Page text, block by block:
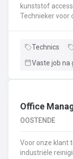
kunststof
Technieker voor de
productie en
analyseer je
de
de productie en
Technics
Vaste job na
Office
OOSTENDE
Voor onze klant
industriële